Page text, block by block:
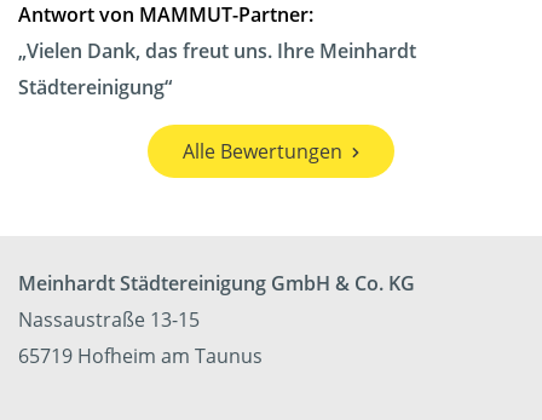
Antwort von MAMMUT-Partner:
Vielen Dank, das freut uns. Ihre Meinhardt
Städtereinigung
Alle Bewertungen
Meinhardt Städtereinigung GmbH & Co. KG
Nassaustraße 13-15
65719 Hofheim am Taunus